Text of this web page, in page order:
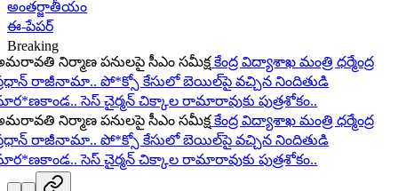
అంతర్జాతీయం
ఈ-పేపర్
Breaking
నిర్మాణ పనులపై సీఎం సమీక్ష కేంద్ర విద్యాశాఖ మంత్రి ధర్మేంద్ర
రాజీనామా.. పో*క్సో కేసులో బెయిల్‌పై వచ్చిన నిందితుడి
సెస్ చైర్మన్ చిక్కాల రామారావుకు పుత్రశోకం..
నిర్మాణ పనులపై సీఎం సమీక్ష కేంద్ర విద్యాశాఖ మంత్రి ధర్మేంద్ర
రాజీనామా.. పో*క్సో కేసులో బెయిల్‌పై వచ్చిన నిందితుడి
సెస్ చైర్మన్ చిక్కాల రామారావుకు పుత్రశోకం..